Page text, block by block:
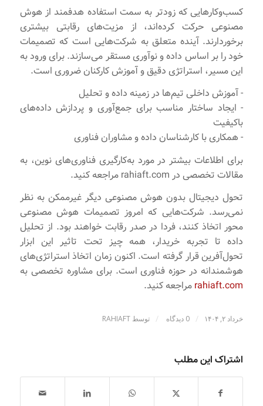
کسب‌وکارهایی که زودتر به سمت استفاده هدفمند از هوش
مصنوعی حرکت کرده‌اند، از مزیت‌های رقابتی بیشتری
برخوردارند. آینده متعلق به شرکت‌هایی است که تصمیمات
خود را بر اساس داده و نوآوری مستقر می‌سازند. برای ورود به
این مسیر، استراتژی دقیق و آموزش کارکنان ضروری است.
- آموزش داخلی تیم‌ها در زمینه داده و تحلیل
- ایجاد ساختار مناسب برای جمع‌آوری و پردازش داده‌های
باکیفیت
- همکاری با کارشناسان داده و مشاوران فناوری
برای اطلاعات بیشتر در مورد به‌کارگیری فناوری‌های نوین، به
مقالات تخصصی در rahiaft.com مراجعه کنید.
تحول دیجیتال بدون هوش مصنوعی دیگر غیرممکن به نظر
نمی‌رسد. شرکت‌هایی که امروز تصمیمات هوش مصنوعی
محور اتخاذ کنند، فردا در صدر رقابت خواهند بود. از تحلیل
داده تا تجربه خریدار، همه چیز تحت تاثیر این ابزار
تحول‌آفرین قرار گرفته است. اکنون زمان اتخاذ استراتژی‌های
هوشمندانه در حوزه فناوری است. برای مشاوره تخصصی به
rahiaft.com مراجعه کنید.
خرداد ۲, ۱۴۰۴ / 0 دیدگاه / توسط RAHIAFT
اشتراک این مطلب